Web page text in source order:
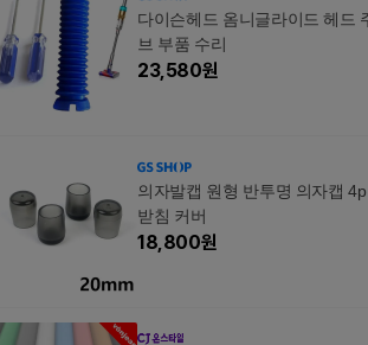
다이슨헤드 옴니글라이드 헤드
브 부품 수리
23,580원
의자발캡 원형 반투명 의자캡
받침 커버
18,800원